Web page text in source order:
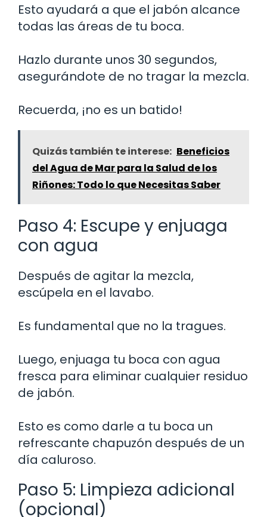
Esto ayudará a que el jabón alcance
todas las áreas de tu boca.
Hazlo durante unos 30 segundos,
asegurándote de no tragar la mezcla.
Recuerda, ¡no es un batido!
Quizás también te interese: Beneficios
del Agua de Mar para la Salud de los
Riñones: Todo lo que Necesitas Saber
Paso 4: Escupe y enjuaga
con agua
Después de agitar la mezcla,
escúpela en el lavabo.
Es fundamental que no la tragues.
Luego, enjuaga tu boca con agua
fresca para eliminar cualquier residuo
de jabón.
Esto es como darle a tu boca un
refrescante chapuzón después de un
día caluroso.
Paso 5: Limpieza adicional
(opcional)